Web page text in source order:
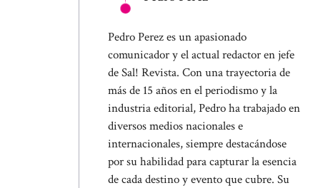
Pedro Perez es un apasionado
comunicador y el actual redactor en jefe
de Sal! Revista. Con una trayectoria de
más de 15 años en el periodismo y la
industria editorial, Pedro ha trabajado en
diversos medios nacionales e
internacionales, siempre destacándose
por su habilidad para capturar la esencia
de cada destino y evento que cubre. Su